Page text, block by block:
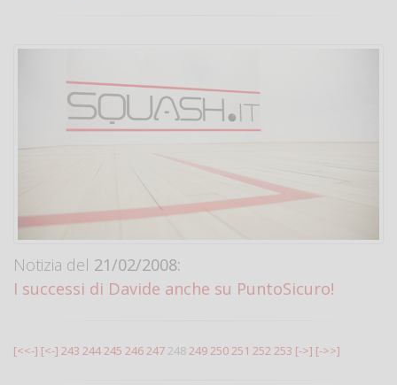
Notizia del 21/02/2008:
I successi di Davide anche su PuntoSicuro!
[<<-] [<-] 243 244245 246247 248249250251 252 253 [->] [->>]